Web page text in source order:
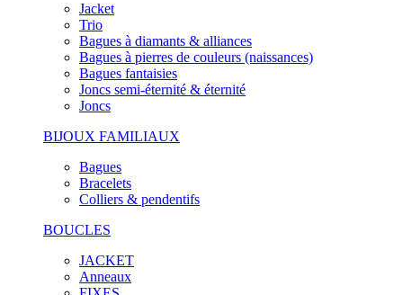
Jacket
Trio
Bagues à diamants & alliances
Bagues à pierres de couleurs (naissances)
Bagues fantaisies
Joncs semi-éternité & éternité
Joncs
BIJOUX FAMILIAUX
Bagues
Bracelets
Colliers & pendentifs
BOUCLES
JACKET
Anneaux